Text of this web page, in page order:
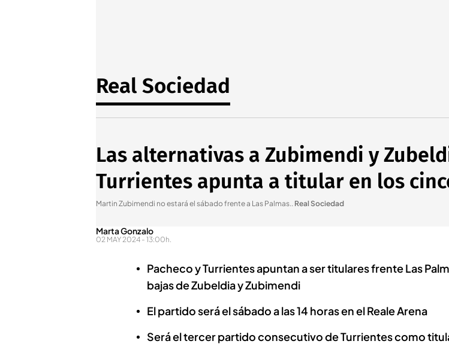
Real Sociedad
Las alternativas a Zubimendi y
Turrientes apunta a titular en los
Martin Zubimendi no estará el sábado frente a Las Palmas.. Real Sociedad
Marta Gonzalo
02 MAY 2024 - 13:00h.
Pacheco y Turrientes apuntan a ser titulares frente Las
bajas de Zubeldia y Zubimendi
El partido será el sábado a las 14 horas en el Reale Arena
Será el tercer partido consecutivo de Turrientes como